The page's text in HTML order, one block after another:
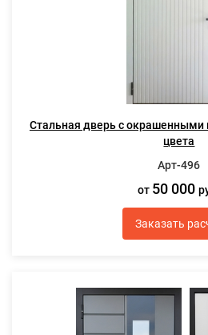
Стальная дверь с
цвета
Арт-496
от 50 000
Заказать